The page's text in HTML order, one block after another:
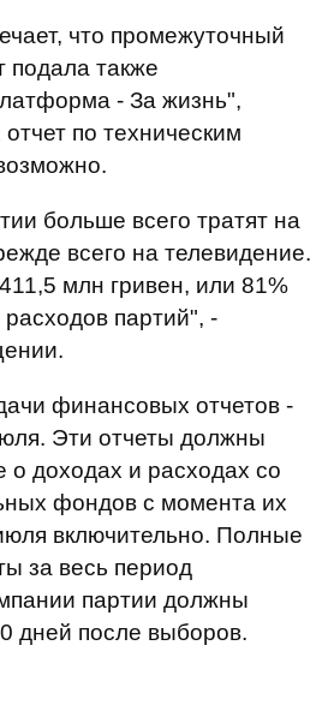
что промежуточный
подала также
- За жизнь",
по техническим
больше всего тратят на
всего на телевидение.
млн гривен, или 81%
партий", -
финансовых отчетов -
Эти отчеты должны
доходах и расходах со
фондов с момента их
включительно. Полные
за весь период
партии должны
дней после выборов.